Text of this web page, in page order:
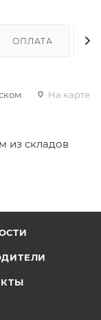
ОПЛАТА
На карте
из складов